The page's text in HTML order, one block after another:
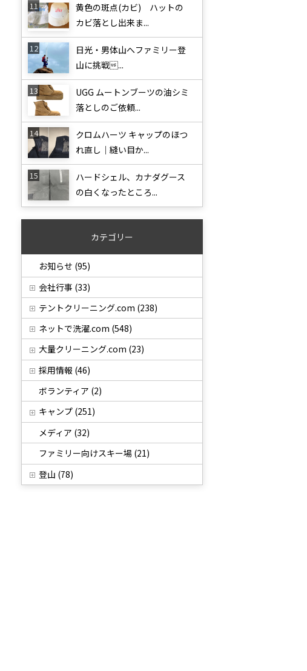
黄色の斑点(カビ) ハットの
カビ落とし出来ま...
日光・男体山へファミリー登
山に挑戦...
UGG ムートンブーツの油シミ
落としのご依頼...
クロムハーツ キャップのほつ
れ直し｜縫い目か...
ハードシェル、カナダグース
の白くなったところ...
カテゴリー
お知らせ (95)
会社行事 (33)
テントクリーニング.com (238)
ネットで洗濯.com (548)
大量クリーニング.com (23)
採用情報 (46)
ボランティア (2)
キャンプ (251)
メディア (32)
ファミリー向けスキー場 (21)
登山 (78)